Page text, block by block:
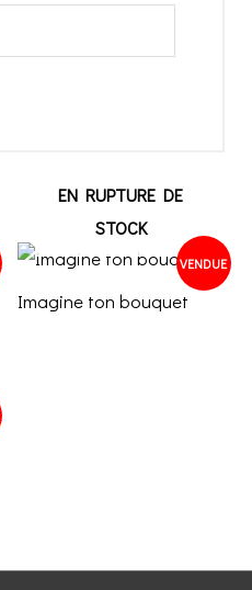
VENDUE
EN RUPTURE DE
STOCK
Imagine ton bouquet